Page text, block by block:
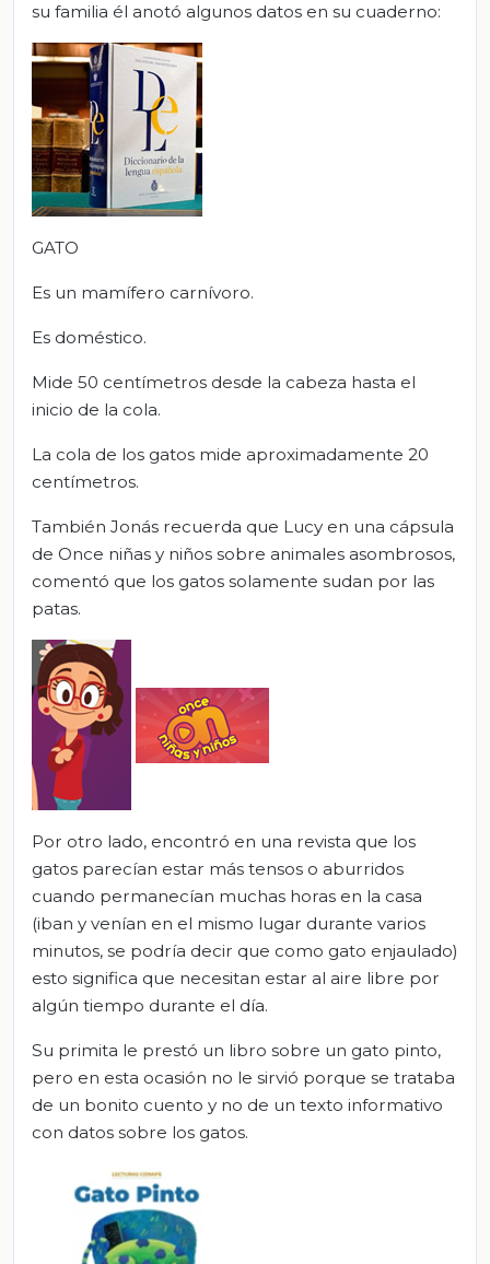
su familia él anotó algunos datos en su cuaderno:
GATO
Es un mamífero carnívoro.
Es doméstico.
Mide 50 centímetros desde la cabeza hasta el
inicio de la cola.
La cola de los gatos mide aproximadamente 20
centímetros.
También Jonás recuerda que Lucy en una cápsula
de Once niñas y niños sobre animales asombrosos,
comentó que los gatos solamente sudan por las
patas.
Por otro lado, encontró en una revista que los
gatos parecían estar más tensos o aburridos
cuando permanecían muchas horas en la casa
(iban y venían en el mismo lugar durante varios
minutos, se podría decir que como gato enjaulado)
esto significa que necesitan estar al aire libre por
algún tiempo durante el día.
Su primita le prestó un libro sobre un gato pinto,
pero en esta ocasión no le sirvió porque se trataba
de un bonito cuento y no de un texto informativo
con datos sobre los gatos.